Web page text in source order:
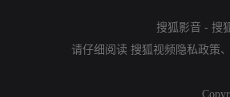
搜狐影音 - 搜
请仔细阅读 搜狐视频隐私政策、